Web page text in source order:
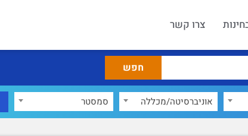
צרו קשר
אוניברסיטה/מכללה סמסטר